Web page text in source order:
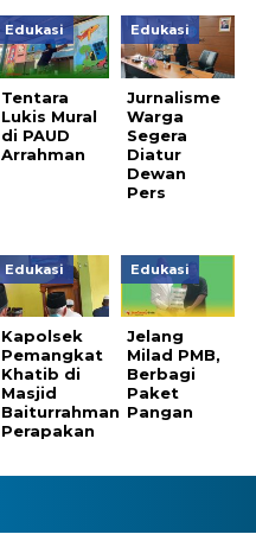
Edukasi
Tentara
Lukis Mural
di PAUD
Arrahman
Edukasi
Jurnalisme
Warga
Segera
Diatur
Dewan
Pers
Edukasi
Kapolsek
Pemangkat
Khatib di
Masjid
Baiturrahman
Perapakan
Edukasi
Jelang
Milad PMB,
Berbagi
Paket
Pangan